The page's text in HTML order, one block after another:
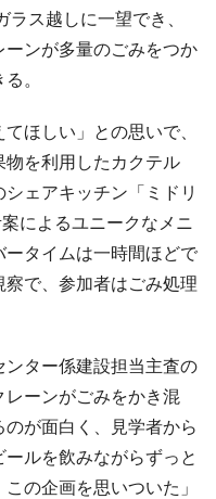
ス越しに一望でき、
ンが多量のごみをつか
。
ほしい」との思いで、
を利用したカクテル
シェアキッチン「ミドリ
によるユニークなメニ
ータイムは一時間ほどで
で、参加者はごみ処理
ター係建設担当主査の
ーンがごみをかき混
が面白く、見学者から
ルを飲みながらずっと
の企画を思いついた」